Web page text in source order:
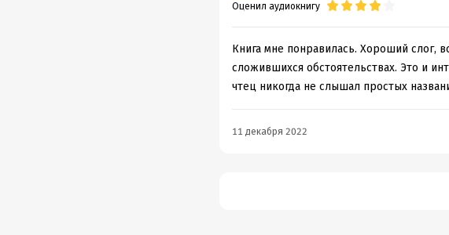
Оценил аудиокнигу
Книга мне понравилась. Хороший слог,
сложившихся обстоятельствах. Это и
чтец никогда не слышал простых
11 декабря 2022